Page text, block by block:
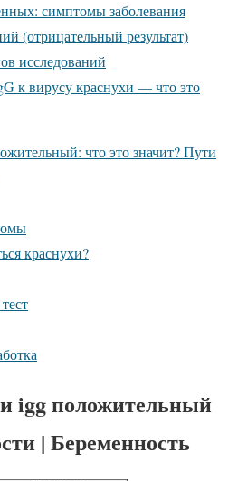
симптомы заболевания
(отрицательный результат)
исследований
к вирусу краснухи — что это
что это значит? Пути
краснухи?
igg положительный
| Беременность